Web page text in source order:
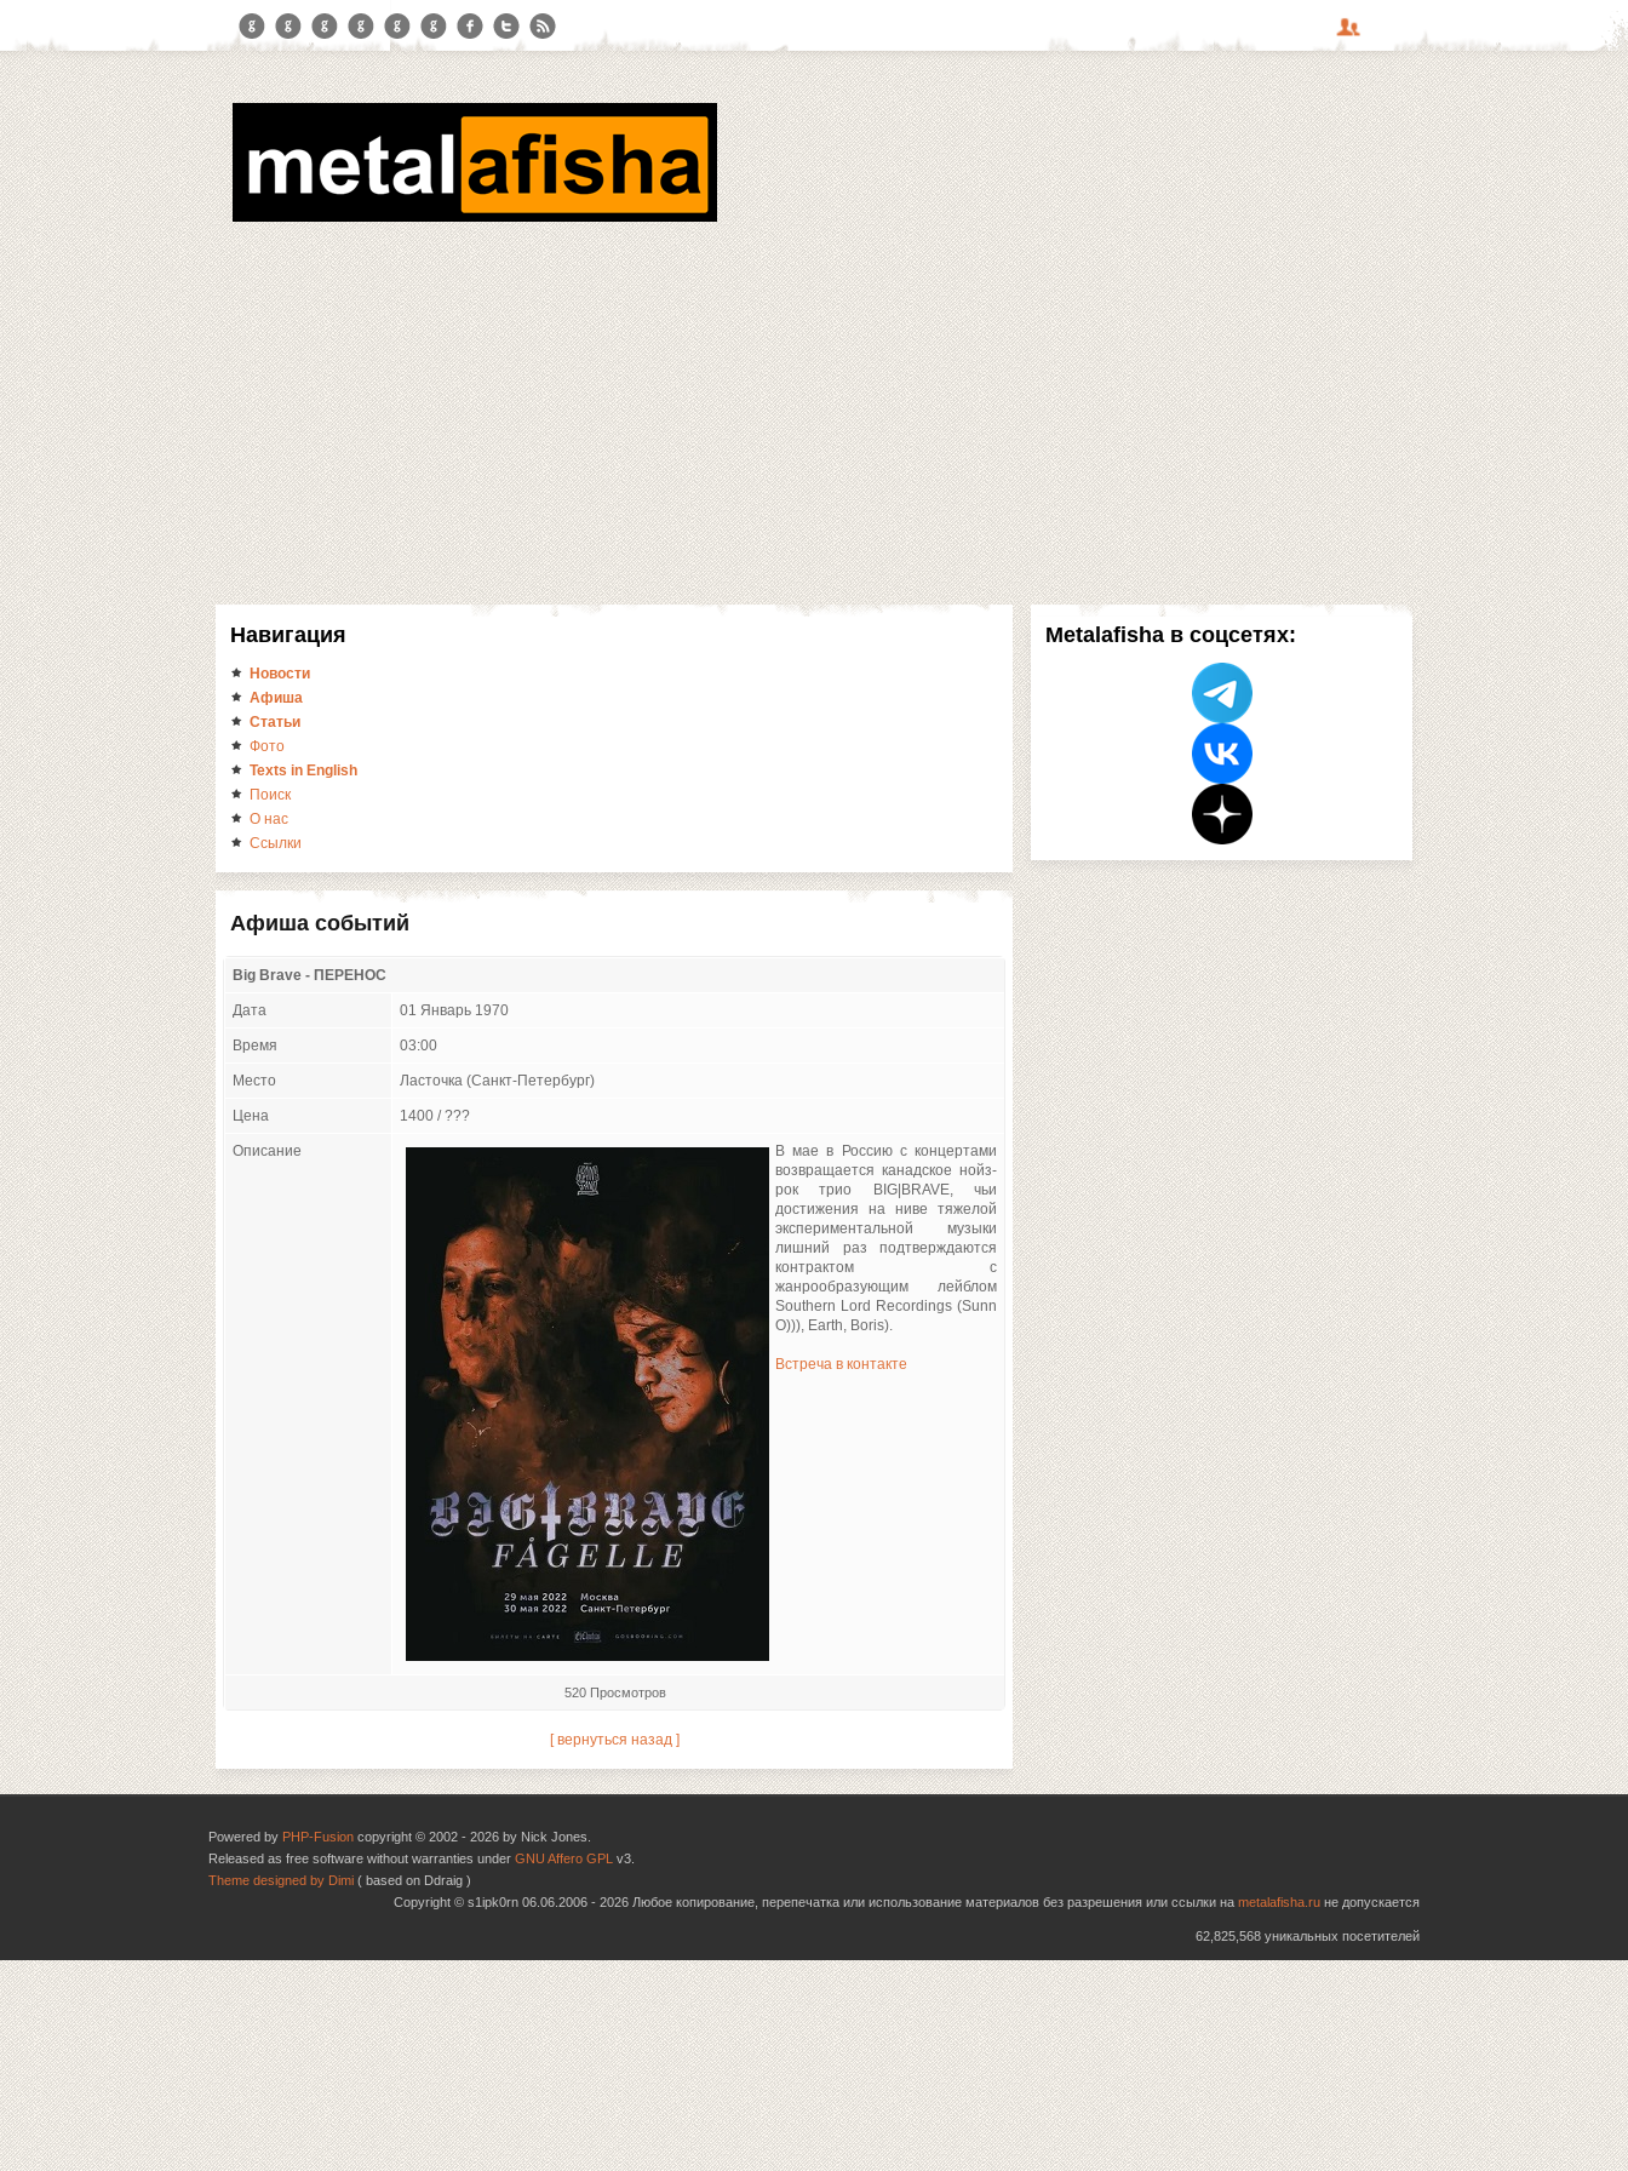
Metalafisha в соцсетях:
Навигация
Новости
Афиша
Статьи
Фото
Texts in English
Поиск
О нас
Ссылки
Афиша событий
Big Brave - ПЕРЕНОС
Дата 01 Январь 1970
Время 03:00
Место Ласточка (Санкт-Петербург)
Цена 1400 / ???
Описание
В мае в Россию с концертами
возвращается канадское нойз-
рок трио BIG|BRAVE, чьи
достижения на ниве тяжелой
экспериментальной музыки
лишний раз подтверждаются
контрактом с
жанрообразующим лейблом
Southern Lord Recordings (Sunn
O))), Earth, Boris).
Встреча в контакте
520 Просмотров
[ вернуться назад ]
Powered by PHP-Fusion copyright © 2002 - 2026 by Nick Jones.
Released as free software without warranties under GNU Affero GPL v3.
Theme designed by Dimi ( based on Ddraig )
Copyright © s1ipk0rn 06.06.2006 - 2026 Любое копирование, перепечатка или использование материалов без разрешения или ссылки на metalafisha.ru не допускается
62,825,568 уникальных посетителей